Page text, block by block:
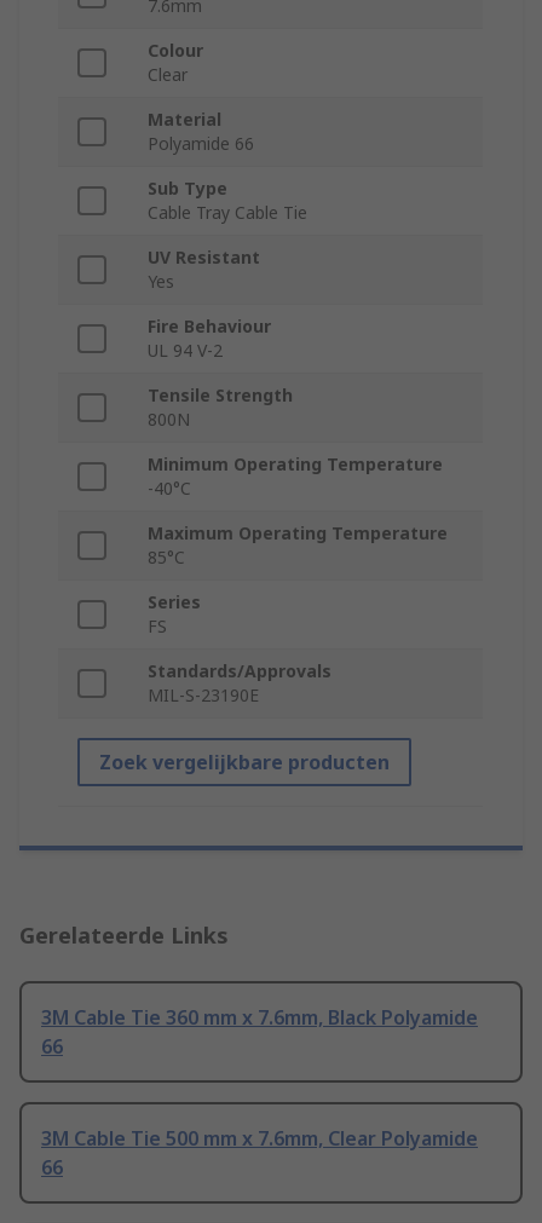
7.6mm
Colour
Clear
Material
Polyamide 66
Sub Type
Cable Tray Cable Tie
UV Resistant
Yes
Fire Behaviour
UL 94 V-2
Tensile Strength
800N
Minimum Operating Temperature
-40°C
Maximum Operating Temperature
85°C
Series
FS
Standards/Approvals
MIL-S-23190E
Zoek vergelijkbare producten
Gerelateerde Links
3M Cable Tie 360 mm x 7.6mm, Black Polyamide
66
3M Cable Tie 500 mm x 7.6mm, Clear Polyamide
66